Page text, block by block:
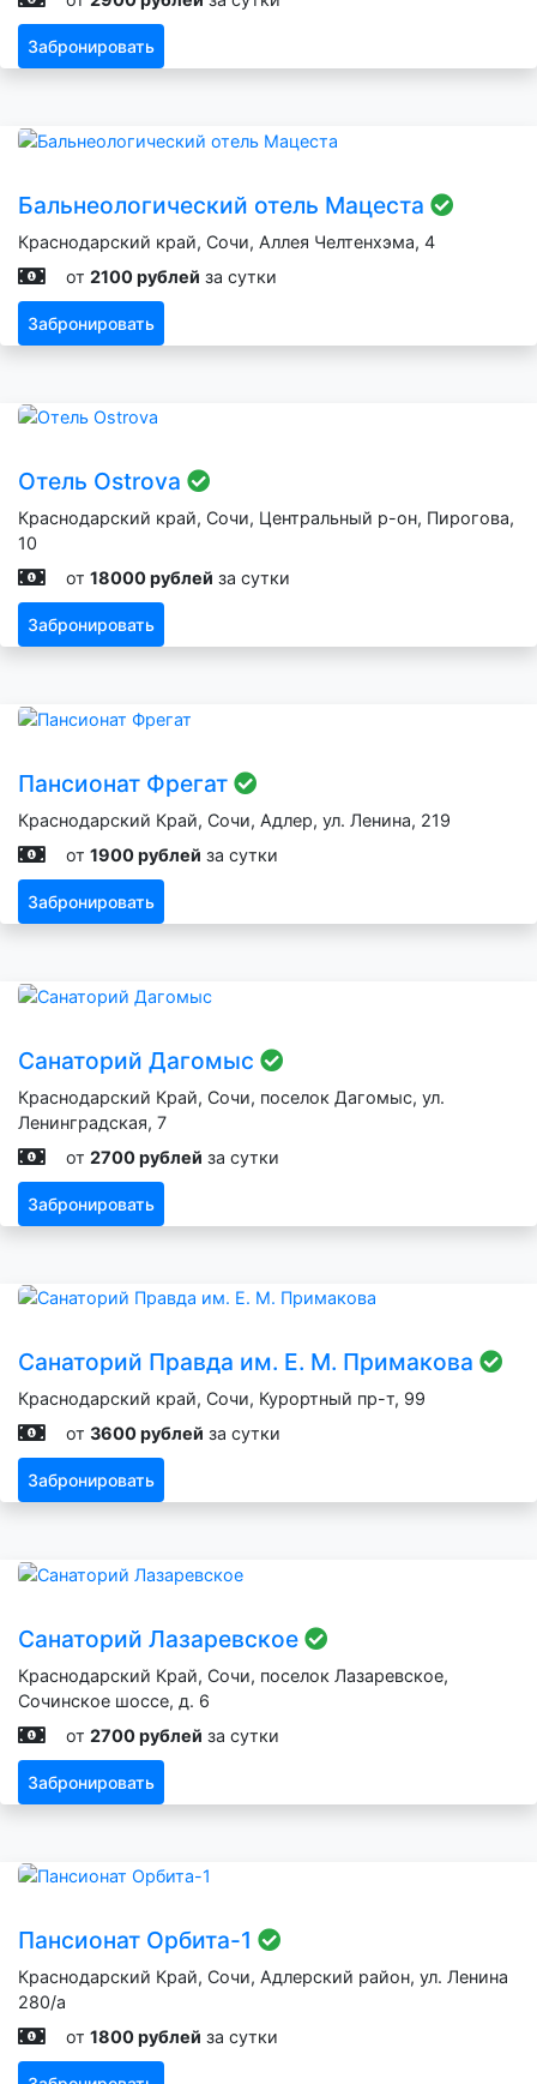
Забронировать
Бальнеологический отель Мацеста
Краснодарский край, Сочи, Аллея Челтенхэма, 4
от 2100 рублей за сутки
Забронировать
Отель Ostrova
Краснодарский край, Сочи, Центральный р-он, Пирогова,
10
от 18000 рублей за сутки
Забронировать
Пансионат Фрегат
Краснодарский Край, Сочи, Адлер, ул. Ленина, 219
от 1900 рублей за сутки
Забронировать
Санаторий Дагомыс
Краснодарский Край, Сочи, поселок Дагомыс, ул.
Ленинградская, 7
от 2700 рублей за сутки
Забронировать
Санаторий Правда им. Е. М. Примакова
Краснодарский край, Сочи, Курортный пр-т, 99
от 3600 рублей за сутки
Забронировать
Санаторий Лазаревское
Краснодарский Край, Сочи, поселок Лазаревское,
Сочинское шоссе, д. 6
от 2700 рублей за сутки
Забронировать
Пансионат Орбита-1
Краснодарский Край, Сочи, Адлерский район, ул. Ленина
280/а
от 1800 рублей за сутки